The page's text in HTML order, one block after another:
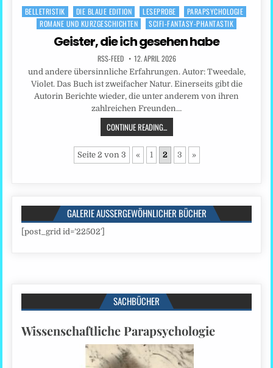
Posted
BELLETRISTIK DIE BLAUE EDITION LESEPROBE
PARAPSYCHOLOGIE
ROMANE UND KURZGESCHICHTEN
SCIFI-FANTASY-PHANTASTIK
Geister, die ich gesehen habe
RSS-FEED 12. APRIL 2026
und andere übersinnliche Erfahrungen. Autor: Tweedale,
Violet. Das Buch ist zweifacher Natur. Einerseits gibt die
Autorin Berichte wieder, die unter anderem von ihren
zahlreichen Freunden…
CONTINUE READING...
Seite 2 von 3 « 1 2 3 »
GALERIE AUSSERGEWÖHNLICHER BÜCHER
[post_grid id=’22502′]
SACHBÜCHER
Wissenschaftliche Parapsychologie